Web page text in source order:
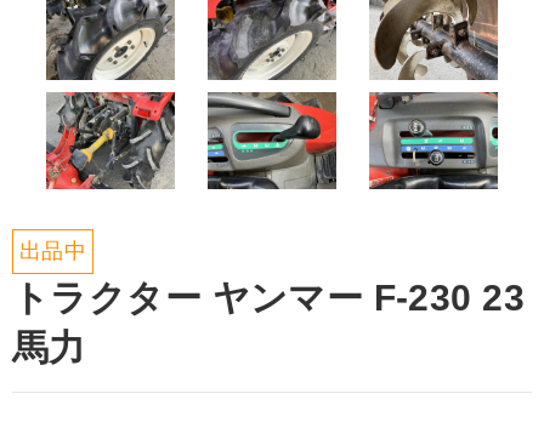
出品中
トラクター ヤンマー F-230 23
馬力